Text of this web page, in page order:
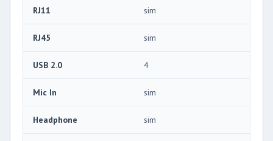
RJ11 sim
RJ45 sim
USB 2.0 4
Mic In sim
Headphone sim